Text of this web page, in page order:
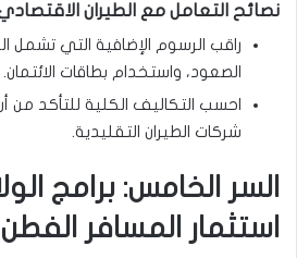
نصائح التعامل مع الطيران
راقب الرسوم الإضافية التي تشمل
الصعود، واستخدام بطاقات الائتمان.
احسب التكاليف الكلية للتأكد من
شركات الطيران التقليدية.
السر الخامس: برامج
استثمار المسافر الفطن